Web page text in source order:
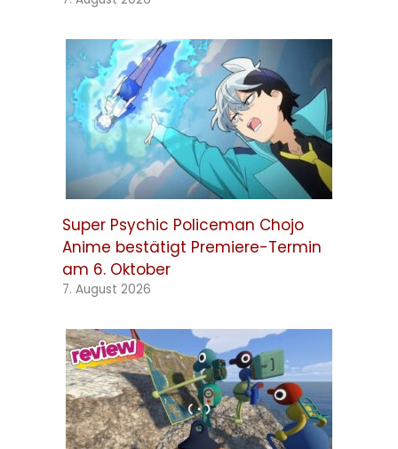
Super Psychic Policeman Chojo
Anime bestätigt Premiere-Termin
am 6. Oktober
7. August 2026